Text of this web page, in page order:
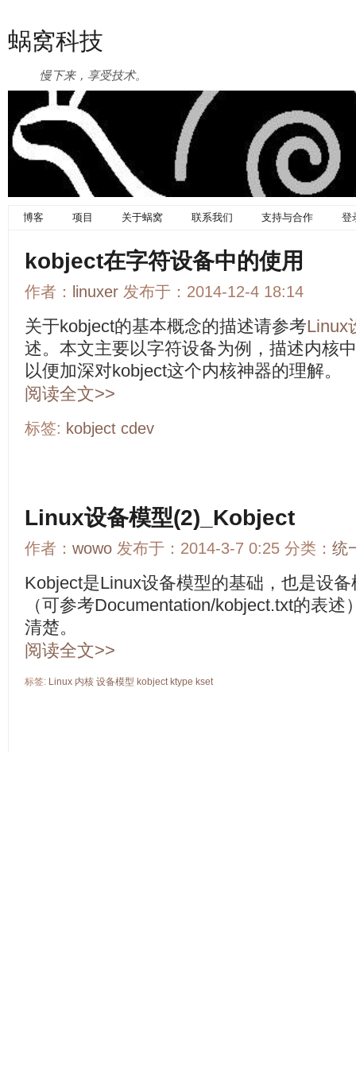
蜗窝科技
慢下来，享受技术。
博客 项目 关于蜗窝 联系我们 支持与合作 登
kobject在字符设备中的使用
作者： linuxer 发布于：2014-12-4 18:14
关于kobject的基本概念的描述请参考Linux
述。本文主要以字符设备为例，描述内核
以便加深对kobject这个内核神器的理解。
阅读全文>>
标签: kobject cdev
Linux设备模型(2)_Kobject
作者： wowo 发布于：2014-3-7 0:25 分类： 统
Kobject是Linux设备模型的基础，也是设
（可参考Documentation/kobject.txt的表
清楚。
阅读全文>>
标签: Linux 内核 设备模型 kobject ktype kset